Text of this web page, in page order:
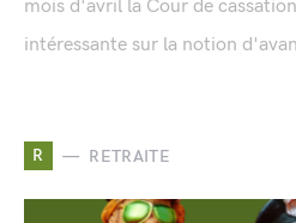
mois d'avril la Cour de
intéressante sur la notion
R RETRAITE